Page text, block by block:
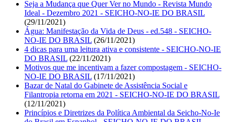
Seja a Mudança que Quer Ver no Mundo - Revista Mundo
Ideal - Dezembro 2021 - SEICHO-NO-IE DO BRASIL
(29/11/2021)
Água: Manifestação da Vida de Deus - ed.548 - SEICHO-
NO-IE DO BRASIL (26/11/2021)
4 dicas para uma leitura ativa e consistente - SEICHO-NO-IE
DO BRASIL (22/11/2021)
Motivos que me incentivam a fazer compostagem - SEICHO-
NO-IE DO BRASIL (17/11/2021)
Bazar de Natal do Gabinete de Assistência Social e
Filantropia retorna em 2021 - SEICHO-NO-IE DO BRASIL
(12/11/2021)
Princípios e Diretrizes da Política Ambiental da Seicho-No-Ie